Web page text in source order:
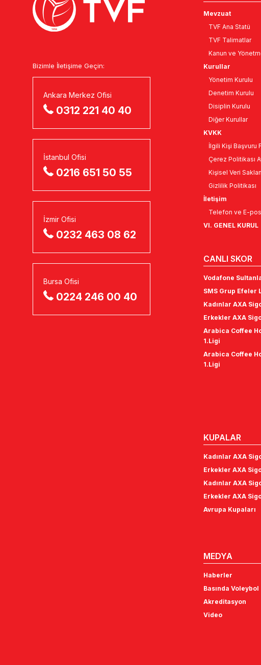
Bizimle İletişime Geçin:
Ankara Merkez Ofisi
0312 221 40 40
İstanbul Ofisi
0216 651 50 55
İzmir Ofisi
0232 463 08 62
Bursa Ofisi
0224 246 00 40
Mevzuat
TVF Ana Statü
TVF Talimatlar
Kanun ve
Kurullar
Yönetim Kurulu
Denetim Kurulu
Disiplin Kurulu
Diğer Kurullar
KVKK
İlgili Kişi Başvuru
Çerez Politikası
Kişisel Veri
Gizlilik Politikası
İletişim
Telefon ve E-
VI. GENEL KURUL
CANLI SKOR
Vodafone
SMS Grup Efeler
Kadınlar AXA
Erkekler AXA
Arabica Coffee
1.Ligi
Arabica Coffee
1.Ligi
KUPALAR
Kadınlar AXA
Erkekler AXA
Kadınlar AXA
Erkekler AXA
Avrupa Kupaları
MEDYA
Haberler
Basında Voleybol
Akreditasyon
Video